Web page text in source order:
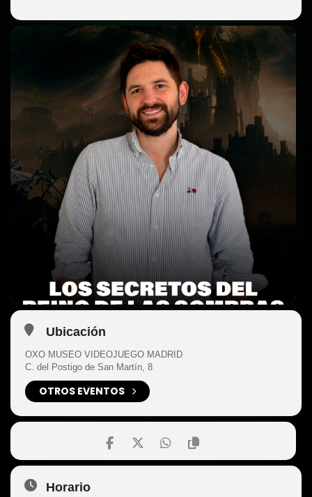
Ubicación
OXO MUSEO VIDEOJUEGO MADRID
C. del Postigo de San Martín, 8
OTROS EVENTOS
Horario